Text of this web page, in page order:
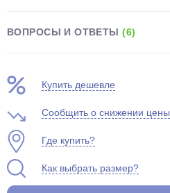
ВОПРОСЫ И ОТВЕТЫ(6)
Купить дешевле
Сообщить о снижении цены
Где купить?
Как выбрать размер?